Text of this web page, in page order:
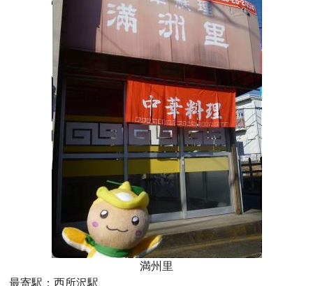
満州里
最寄駅：西所沢駅